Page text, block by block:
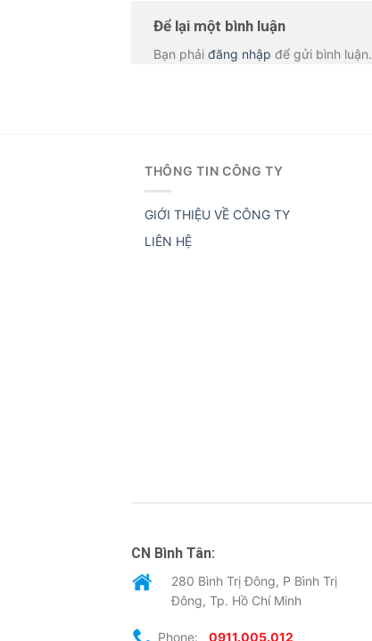
Để lại một bình luận
Bạn phải đăng nhập để gửi bình luận.
THÔNG TIN CÔNG TY
GIỚI THIỆU VỀ CÔNG TY
LIÊN HỆ
CN Bình Tân:
280 Bình Trị Đông, P Bình Trị
Đông, Tp. Hồ Chí Minh
Phone: 0911.005.012